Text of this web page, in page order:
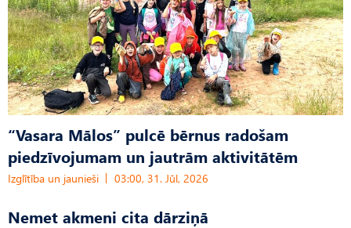
“Vasara Mālos” pulcē bērnus radošam
piedzīvojumam un jautrām aktivitātēm
Izglītība un jaunieši 03:00, 31. Jūl, 2026
Nemet akmeni cita dārziņā